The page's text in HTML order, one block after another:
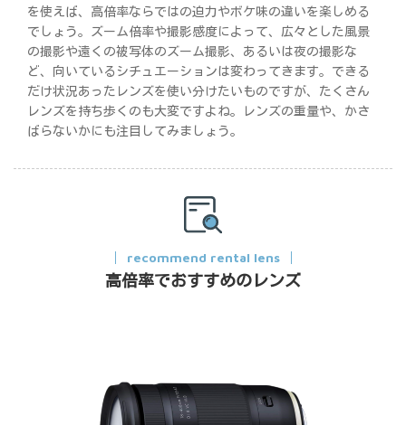
を使えば、高倍率ならではの迫力やボケ味の違いを楽しめる
でしょう。ズーム倍率や撮影感度によって、広々とした風景
の撮影や遠くの被写体のズーム撮影、あるいは夜の撮影な
ど、向いているシチュエーションは変わってきます。できる
だけ状況あったレンズを使い分けたいものですが、たくさん
レンズを持ち歩くのも大変ですよね。レンズの重量や、かさ
ばらないかにも注目してみましょう。
recommend rental lens
高倍率でおすすめのレンズ